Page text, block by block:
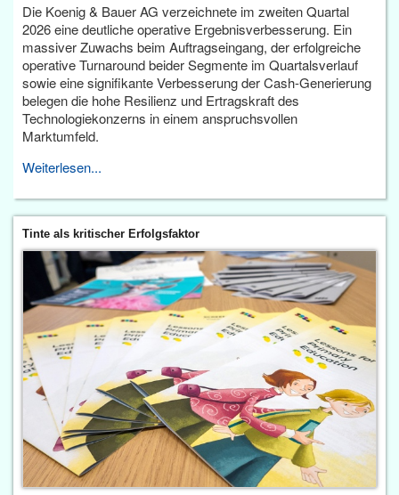
Die Koenig & Bauer AG verzeichnete im zweiten Quartal
2026 eine deutliche operative Ergebnisverbesserung. Ein
massiver Zuwachs beim Auftragseingang, der erfolgreiche
operative Turnaround beider Segmente im Quartalsverlauf
sowie eine signifikante Verbesserung der Cash-Generierung
belegen die hohe Resilienz und Ertragskraft des
Technologiekonzerns in einem anspruchsvollen
Marktumfeld.
Weiterlesen...
Tinte als kritischer Erfolgsfaktor